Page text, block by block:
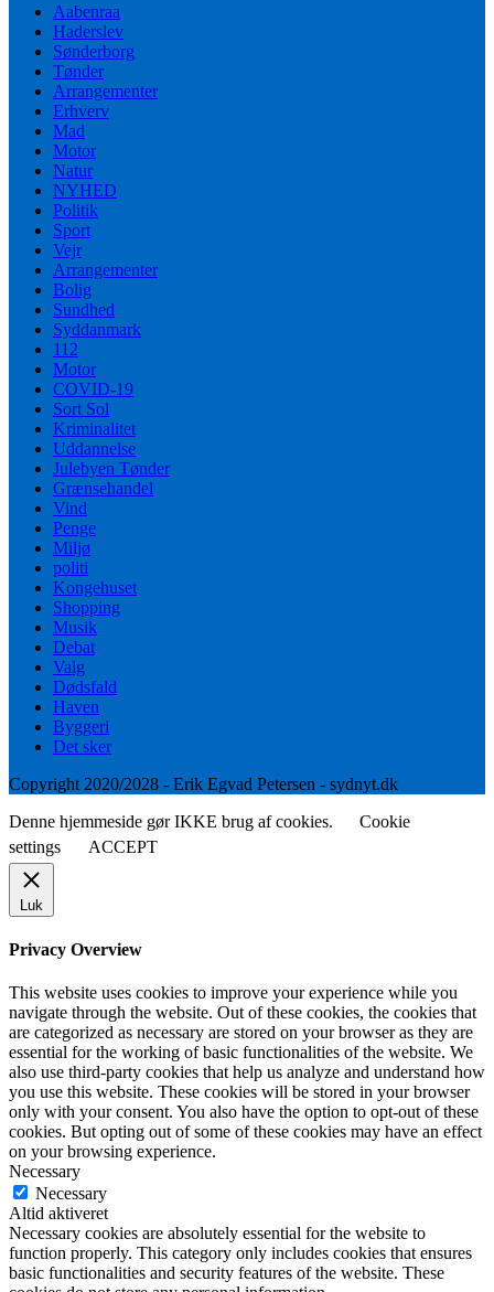
Aabenraa
Haderslev
Sønderborg
Tønder
Arrangementer
Erhverv
Mad
Motor
Natur
NYHED
Politik
Sport
Vejr
Arrangementer
Bolig
Sundhed
Syddanmark
112
Motor
COVID-19
Sort Sol
Kriminalitet
Uddannelse
Julebyen Tønder
Grænsehandel
Vind
Penge
Miljø
politi
Kongehuset
Shopping
Musik
Debat
Valg
Dødsfald
Haven
Byggeri
Det sker
Copyright 2020/2028 - Erik Egvad Petersen - sydnyt.dk
Denne hjemmeside gør IKKE brug af cookies.
Cookie
settings
ACCEPT
Luk
Privacy Overview
This website uses cookies to improve your experience while you
navigate through the website. Out of these cookies, the cookies that
are categorized as necessary are stored on your browser as they are
essential for the working of basic functionalities of the website. We
also use third-party cookies that help us analyze and understand how
you use this website. These cookies will be stored in your browser
only with your consent. You also have the option to opt-out of these
cookies. But opting out of some of these cookies may have an effect
on your browsing experience.
Necessary
Necessary
Altid aktiveret
Necessary cookies are absolutely essential for the website to
function properly. This category only includes cookies that ensures
basic functionalities and security features of the website. These